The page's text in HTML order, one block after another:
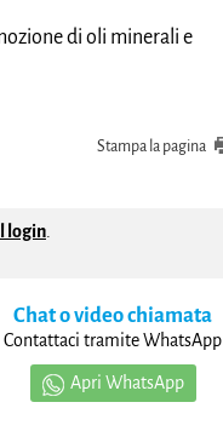
di oli minerali e
Stampa la pagina
login.
Chat o video chiamata
Contattaci tramite WhatsApp
Apri WhatsApp